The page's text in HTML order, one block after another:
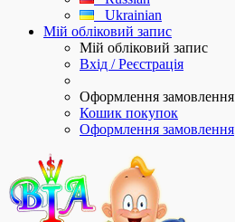
Ukrainian
Мій обліковий запис
Мій обліковий запис
Вхід / Реєстрація
Оформлення замовлення
Кошик покупок
Оформлення замовлення